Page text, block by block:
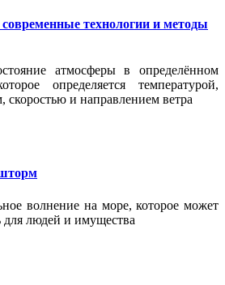
технологии и методы
атмосферы в определённом
определяется температурой,
скоростью и направлением ветра
шторм
волнение на море, которое может
для людей и имущества